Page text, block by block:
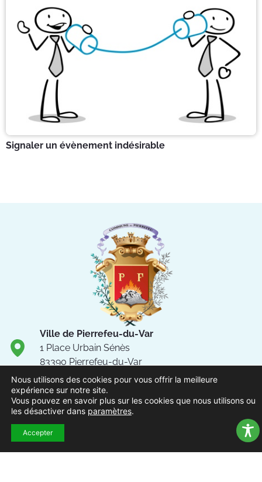
Signaler un évènement indésirable
Ville de Pierrefeu-du-Var
1 Place Urbain Sénès
83390 Pierrefeu-du-Var
04.94.13.53.13
Du lundi au vendredi de 8h30
à 12h et de 13h à 17h
NOUS CONTACTER
Nous utilisons des cookies pour vous offrir la meilleure
expérience sur notre site.
Vous pouvez en savoir plus sur les cookies que nous utilisons ou
les désactiver dans paramètres.
Accepter